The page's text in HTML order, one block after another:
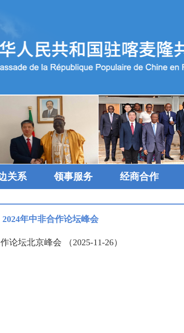
关系 领事服务 经商合作
2024年中非合作论坛峰会
论坛北京峰会 （2025-11-26）